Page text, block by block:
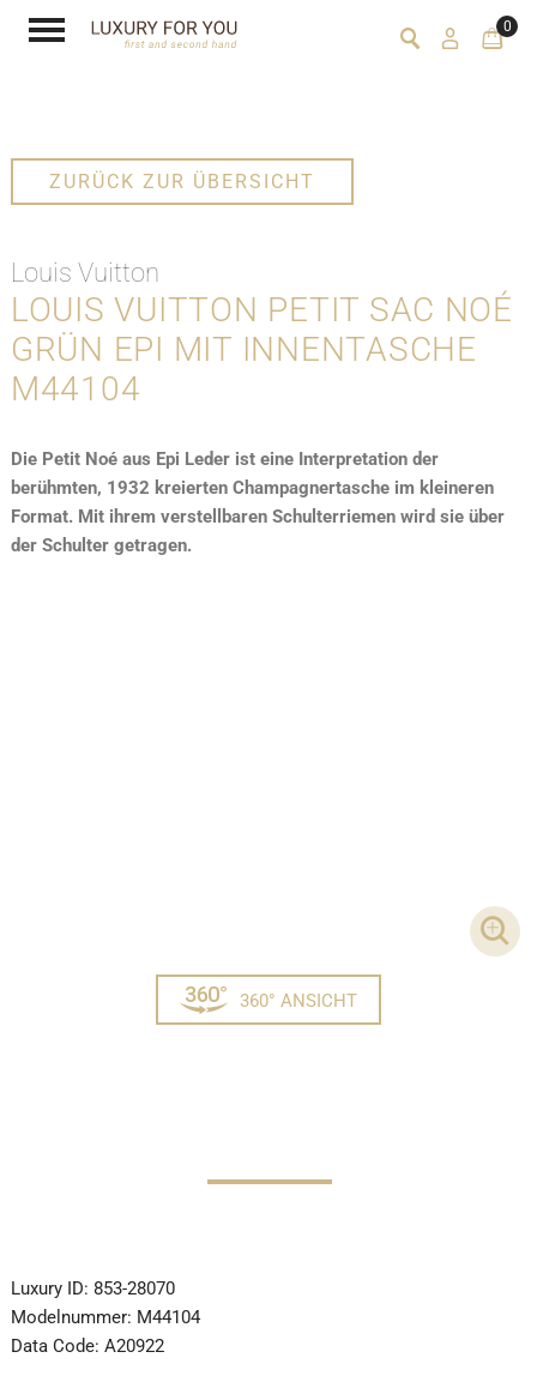
0
ZURÜCK ZUR ÜBERSICHT
Louis Vuitton
LOUIS VUITTON PETIT SAC NOÉ
GRÜN EPI MIT INNENTASCHE
M44104
Die Petit Noé aus Epi Leder ist eine Interpretation der
berühmten, 1932 kreierten Champagnertasche im kleineren
Format. Mit ihrem verstellbaren Schulterriemen wird sie über
der Schulter getragen.
360° ANSICHT
Luxury ID: 853-28070
Modelnummer: M44104
Data Code: A20922